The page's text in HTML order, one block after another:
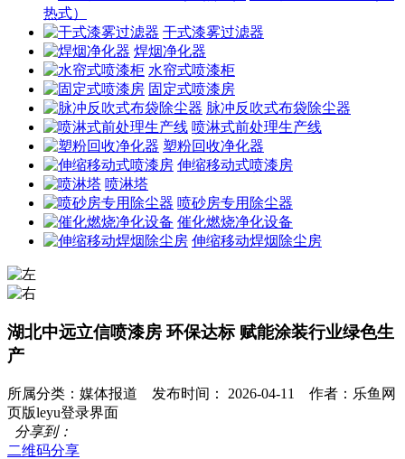
热式）
干式漆雾过滤器
焊烟净化器
水帘式喷漆柜
固定式喷漆房
脉冲反吹式布袋除尘器
喷淋式前处理生产线
塑粉回收净化器
伸缩移动式喷漆房
喷淋塔
喷砂房专用除尘器
催化燃烧净化设备
伸缩移动焊烟除尘房
湖北中远立信喷漆房 环保达标 赋能涂装行业绿色生
产
所属分类：媒体报道 发布时间： 2026-04-11 作者：乐鱼网
页版leyu登录界面
分享到：
二维码分享